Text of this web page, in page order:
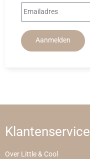
Aanmelden
Klantenservice
Over Little & Cool